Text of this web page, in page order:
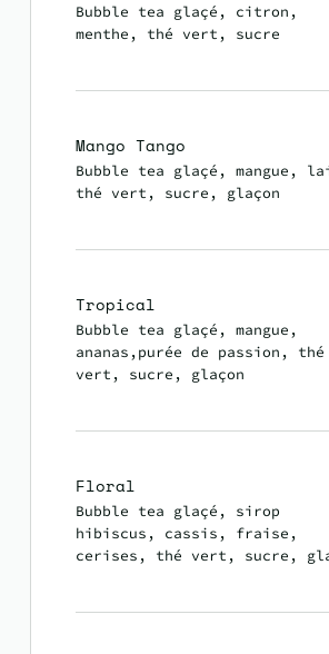
Bubble tea glaçé, citron,
menthe, thé vert, sucre
Mango Tango
Bubble tea glaçé, mangue,
thé vert, sucre, glaçon
Tropical
Bubble tea glaçé, mangue,
ananas,purée de passion, thé
vert, sucre, glaçon
Floral
Bubble tea glaçé, sirop
hibiscus, cassis, fraise,
cerises, thé vert, sucre,